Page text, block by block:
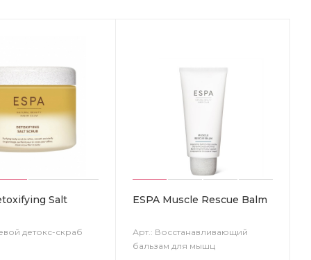
Salt
детокс-скраб
ESPA Muscle Rescue Balm
Арт.: Восстанавливающий
бальзам для мышц